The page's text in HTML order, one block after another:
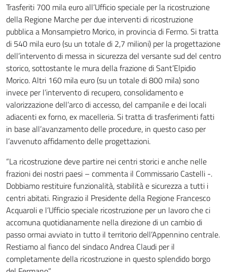
Trasferiti 700 mila euro all’Ufficio speciale per la ricostruzione
della Regione Marche per due interventi di ricostruzione
pubblica a Monsampietro Morico, in provincia di Fermo. Si tratta
di 540 mila euro (su un totale di 2,7 milioni) per la progettazione
dell’intervento di messa in sicurezza del versante sud del centro
storico, sottostante le mura della frazione di Sant’Elpidio
Morico. Altri 160 mila euro (su un totale di 800 mila) sono
invece per l’intervento di recupero, consolidamento e
valorizzazione dell’arco di accesso, del campanile e dei locali
adiacenti ex forno, ex macelleria. Si tratta di trasferimenti fatti
in base all’avanzamento delle procedure, in questo caso per
l’avvenuto affidamento delle progettazioni.
“La ricostruzione deve partire nei centri storici e anche nelle
frazioni dei nostri paesi – commenta il Commissario Castelli -.
Dobbiamo restituire funzionalità, stabilità e sicurezza a tutti i
centri abitati. Ringrazio il Presidente della Regione Francesco
Acquaroli e l’Ufficio speciale ricostruzione per un lavoro che ci
accomuna quotidianamente nella direzione di un cambio di
passo ormai avviato in tutto il territorio dell’Appennino centrale.
Restiamo al fianco del sindaco Andrea Claudi per il
completamente della ricostruzione in questo splendido borgo